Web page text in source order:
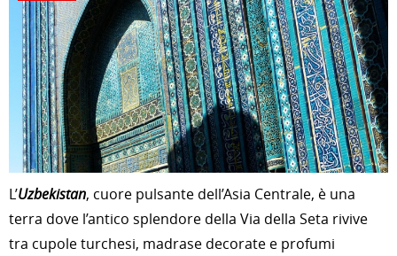
L’Uzbekistan, cuore pulsante dell’Asia Centrale, è una
terra dove l’antico splendore della Via della Seta rivive
tra cupole turchesi, madrase decorate e profumi